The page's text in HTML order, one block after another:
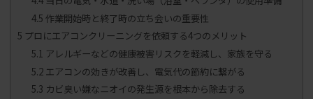
4.5 作業開始時と終了時の立ち会いの重要性
5 プロにエアコンクリーニングを依頼する4つのメリット
5.1 アレルギーなどの健康被害リスクを軽減し、家族を守る
5.2エアコンの効きが改善し、電気代の節約に繋がる
5.3 カビ臭い嫌なニオイの発生源を根本から除去する